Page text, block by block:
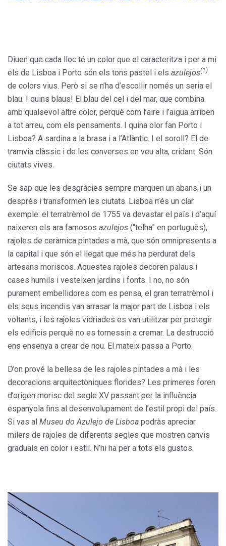
Diuen que cada lloc té un color que el caracteritza i per a mi
els de Lisboa i Porto són els tons pastel i els azulejos(1)
de colors vius. Però si se n’ha d’escollir només un seria el
blau. I quins blaus! El blau del cel i del mar, que combina
amb qualsevol altre color, perquè com l’aire i l’aigua arriben
a tot arreu, com els pensaments. I quina olor fan Porto i
Lisboa? A sardina a la brasa i a l’Atlàntic. I el soroll? El de
tramvia clàssic i de les converses en veu alta, cridant. Són
ciutats vives.
Se sap que les desgràcies sempre marquen un abans i un
després i transformen les ciutats. Lisboa n’és un clar
exemple: el terratrèmol de 1755 va devastar el país i d’aquí
naixeren els ara famosos azulejos (“telha” en portuguès),
rajoles de ceràmica pintades a mà, que són omnipresents a
la capital i que són el llegat que més ha perdurat dels
artesans moriscos. Aquestes rajoles decoren palaus i
cases humils i vesteixen jardins i fonts. I no, no són
purament embellidores com es pensa, el gran terratrèmol i
els seus incendis van arrasar la major part de Lisboa i els
voltants, i les rajoles vidriades es van utilitzar per protegir
els edificis perquè no es tornessin a cremar. La destrucció
ens ensenya a crear de nou. El mateix passa a Porto.
D’on prové la bellesa de les rajoles pintades a mà i les
decoracions arquitectòniques florides? Les primeres foren
d’origen morisc del segle XV passant per la influència
espanyola fins al desenvolupament de l’estil propi del país.
Si vas al Museu do Azulejo de Lisboa podràs apreciar
milers de rajoles de diferents segles que mostren canvis
graduals en color i estil. N’hi ha per a tots els gustos.